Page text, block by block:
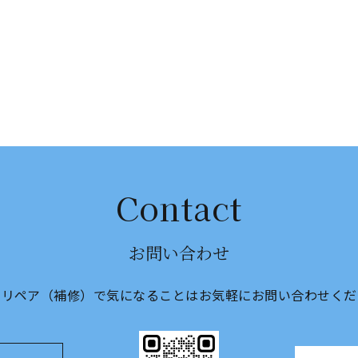
Contact
お問い合わせ
ペア（補修）で気になることはお気軽にお問い合わせくだ